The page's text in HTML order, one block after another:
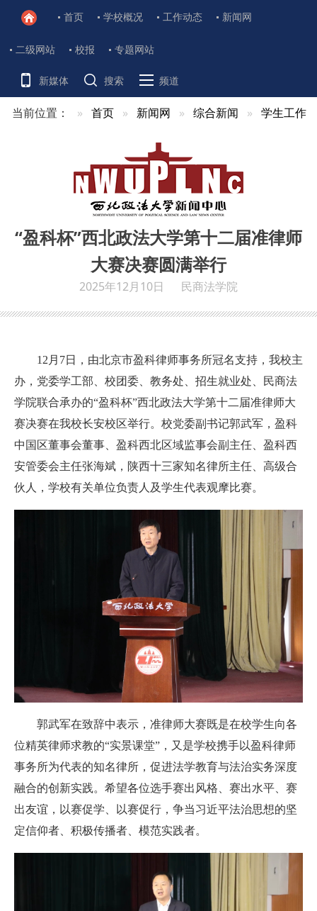
首页 学校概况 工作动态 新闻网
二级网站 校报 专题网站
新媒体 搜索 频道
当前位置： 首页 新闻网 综合新闻 学生工作
“盈科杯”西北政法大学第十二届准律师
大赛决赛圆满举行
2025年12月10日 民商法学院
12月7日，由北京市盈科律师事务所冠名支持，我校主
办，党委学工部、校团委、教务处、招生就业处、民商法
学院联合承办的“盈科杯”西北政法大学第十二届准律师大
赛决赛在我校长安校区举行。校党委副书记郭武军，盈科
中国区董事会董事、盈科西北区域监事会副主任、盈科西
安管委会主任张海斌，陕西十三家知名律所主任、高级合
伙人，学校有关单位负责人及学生代表观摩比赛。
郭武军在致辞中表示，准律师大赛既是在校学生向各
位精英律师求教的“实景课堂”，又是学校携手以盈科律师
事务所为代表的知名律所，促进法学教育与法治实务深度
融合的创新实践。希望各位选手赛出风格、赛出水平、赛
出友谊，以赛促学、以赛促行，争当习近平法治思想的坚
定信仰者、积极传播者、模范实践者。